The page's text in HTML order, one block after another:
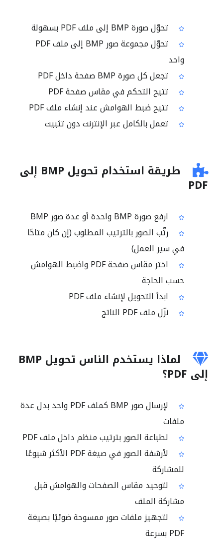
تحوّل صورة BMP إلى ملف PDF بسهولة
تحوّل مجموعة صور BMP إلى ملف PDF
واحد
تجعل كل صورة BMP صفحة داخل PDF
تتيح التحكم في مقاس صفحة PDF
تتيح ضبط الهوامش عند إنشاء ملف PDF
تعمل بالكامل عبر الإنترنت دون تثبيت
طريقة استخدام تحويل BMP إلى
PDF
ارفع صورة BMP واحدة أو عدة صور BMP
رتّب الصور بالترتيب المطلوب (إن كان متاحًا
في سير العمل)
اختر مقاس صفحة PDF واضبط الهوامش
حسب الحاجة
ابدأ التحويل لإنشاء ملف PDF
نزّل ملف PDF الناتج
لماذا يستخدم الناس تحويل BMP
إلى PDF؟
لإرسال صور BMP كملف PDF واحد بدل عدة
ملفات
لطباعة الصور بترتيب منظم داخل ملف PDF
لأرشفة الصور في صيغة PDF الأكثر شيوعًا
للمشاركة
لتوحيد مقاس الصفحات والهوامش قبل
مشاركة الملف
لتجهيز ملفات صور ممسوحة ضوئيًا بصيغة
PDF بسرعة